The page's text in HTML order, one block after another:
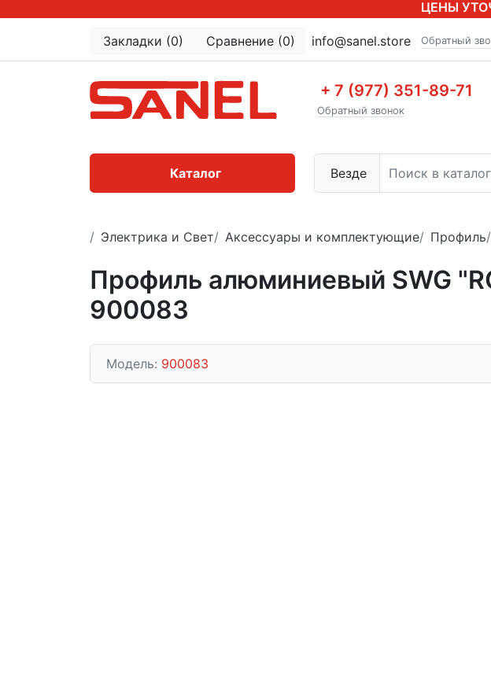
ЦЕНЫ
Закладки (0) Сравнение (0) info@sanel.store Обратный
+ 7 (977) 351-89-71
Обратный звонок
Везде
Каталог
Электрика и Свет Аксессуары и комплектующие Профиль
Профиль алюминиевый SWG
900083
Модель: 900083